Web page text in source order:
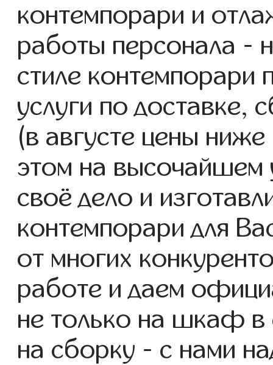
контемпорари и
работы персонала
стиле
услуги по доставке,
(в августе цены
этом на
своё дело и
контемпорари для
от многих
работе и даем
не только на шкаф в
на сборку - с нами